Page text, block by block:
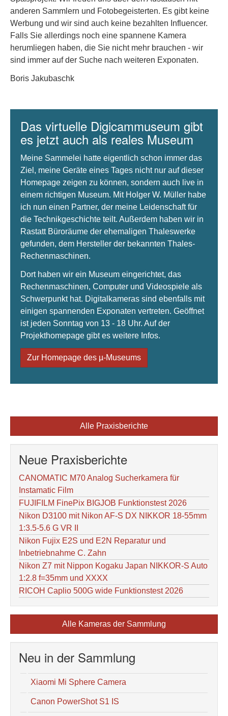
anderen Sammlern und Fotobegeisterten. Es gibt keine
Werbung und wir sind auch keine bezahlten Influencer.
Falls Sie allerdings noch eine spannene Kamera
herumliegen haben, die Sie nicht mehr brauchen - wir
sind immer auf der Suche nach weiteren Exponaten.
Boris Jakubaschk
Das virtuelle Digicammuseum gibt
es jetzt auch als reales Museum
Meine Sammelei hatte eigentlich schon immer das
Ziel, meine Geräte eines Tages nicht nur auf dieser
Homepage zeigen zu können, sondern auch live in
einem richtigen Museum. Mit Holger W. Müller habe
ich nun einen Partner, der meine Leidenschaft für
die Technikgeschichte teilt. Außerdem haben wir in
Rastatt Büroräume der ehemaligen Thaleswerke
gefunden, dem Hersteller der bekannten Thales-
Rechenmaschinen.
Dort haben wir ein Museum eingerichtet, das
Rechenmaschinen, Computer und Videospiele als
Schwerpunkt hat. Digitalkameras sind ebenfalls mit
einigen spannenden Exponaten vertreten. Geöffnet
ist jeden Sonntag von 13 - 18 Uhr. Auf der
Projekthomepage gibt es weitere Infos.
Zur Homepage des µ-Museums
Alle Praxisberichte
Neue Praxisberichte
CANOMATIC M70 Analog Sucherkamera für
Instamatic Film
FUJIFILM FinePix BIGJOB Funktionstest 2026
Nikon D3100 mit Nikon AF-S DX NIKKOR 18-55mm
1:3.5-5.6 G VR II
Nikon Fujix E2S und E2N Reparatur und
Inbetriebnahme C. Zahn
Nikon Z7 mit Nippon Kogaku Japan NIKKOR-S Auto
1:2.8 f=35mm und XXXX
RICOH Caplio 500G wide Funktionstest 2026
Alle Kameras der Sammlung
Neu in der Sammlung
Xiaomi Mi Sphere Camera
Canon PowerShot S1 IS